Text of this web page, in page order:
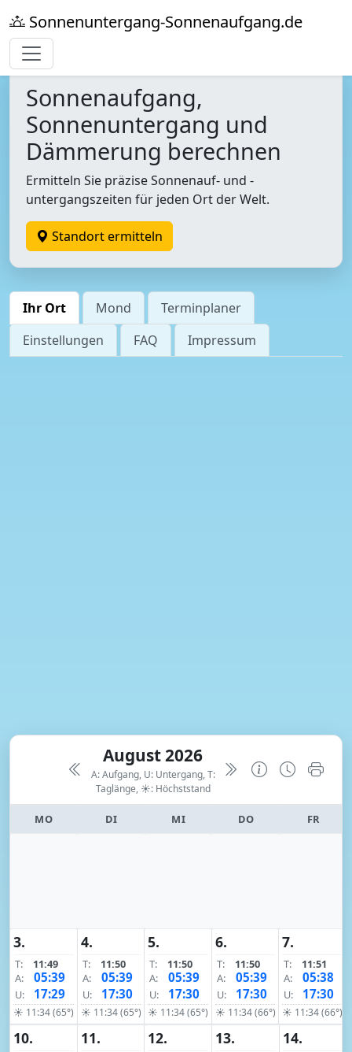
Sonnenuntergang-Sonnenaufgang.de
Sonnenaufgang,
Sonnenuntergang und
Dämmerung berechnen
Ermitteln Sie präzise Sonnenauf- und -
untergangszeiten für jeden Ort der Welt.
Standort ermitteln
Ihr Ort Mond
Terminplaner
Einstellungen
FAQ Impressum
August 2026
A: Aufgang, U: Untergang, T:
Taglänge, ☀: Höchststand
MO DI MI DO FR
3.
T:
11:49
A:
05:39
U: 17:29
☀ 11:34 (65°)
4.
T:
11:50
A:
05:39
U: 17:30
☀ 11:34 (65°)
5.
T:
11:50
A:
05:39
U: 17:30
☀ 11:34 (65°)
6.
T:
11:50
A:
05:39
U: 17:30
☀ 11:34 (66°)
7.
T:
11:51
A:
05:38
U: 17:30
☀ 11:34 (66°)
10. 11. 12. 13. 14.